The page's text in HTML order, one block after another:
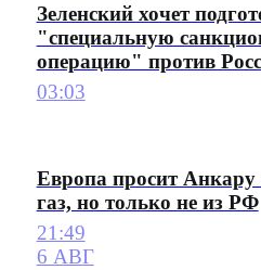
Зеленский хочет
"специальную
операцию" против
03:03
Европа просит Анкару
газ, но только не из РФ
21:49
6 АВГ